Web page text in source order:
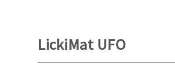
LickiMat UFO